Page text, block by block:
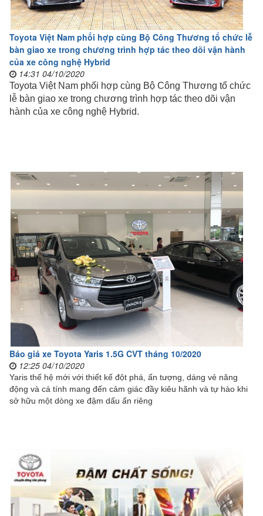
Toyota Việt Nam phối hợp cùng Bộ Công Thương tổ chức lễ
bàn giao xe trong chương trình hợp tác theo dõi vận hành
của xe công nghệ Hybrid
14:31 04/10/2020
Toyota Việt Nam phối hợp cùng Bộ Công Thương tổ chức
lễ bàn giao xe trong chương trình hợp tác theo dõi vận
hành của xe công nghệ Hybrid.
Báo giá xe Toyota Yaris 1.5G CVT tháng 10/2020
12:25 04/10/2020
Yaris thế hệ mới với thiết kế đột phá, ấn tượng, dáng vẻ năng
động và cá tính mang đến cảm giác đầy kiêu hãnh và tự hào khi
sở hữu một dòng xe đậm dấu ấn riêng